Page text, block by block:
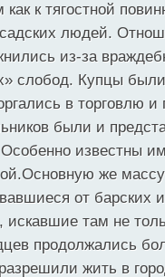
к тягостной
людей.
из-за
слобод. Купцы
в торговлю
были и
известны
же
от барских
искавшие там не
продолжались
жить в